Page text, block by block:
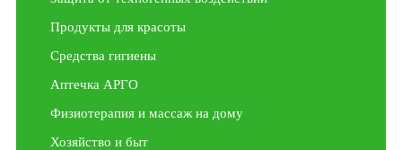
Продукты для красоты
Средства гигиены
Аптечка АРГО
Физиотерапия и массаж на дому
Хозяйство и быт